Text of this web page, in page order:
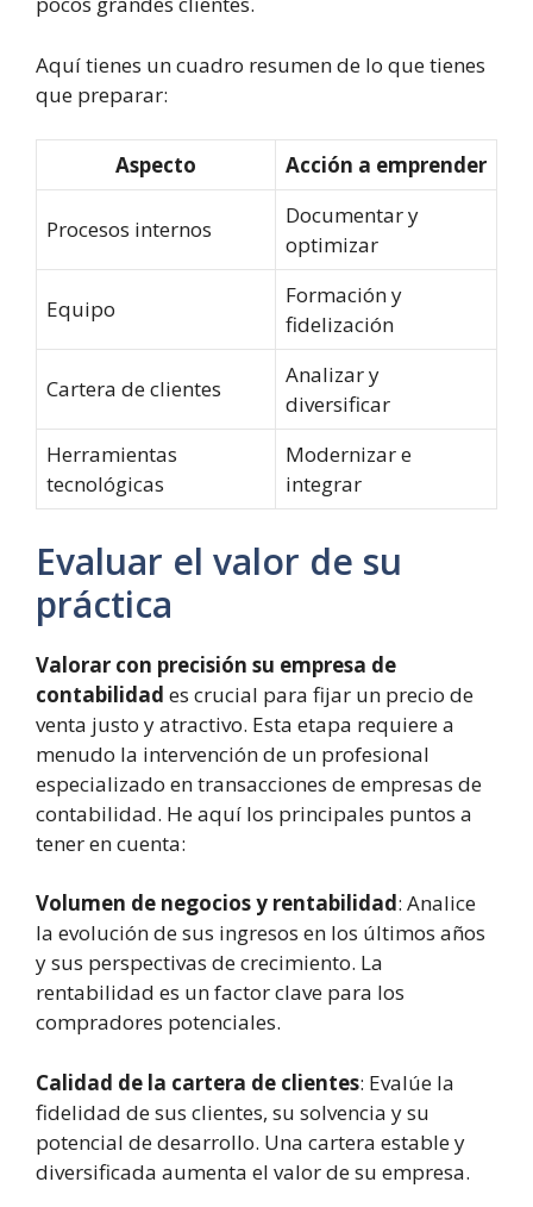
Aquí tienes un cuadro resumen de lo que tienes
que preparar:
Aspecto Acción a emprender
Procesos internos
Documentar y
optimizar
Equipo
Formación y
fidelización
Cartera de clientes
Analizar y
diversificar
Herramientas
tecnológicas
Modernizar e
integrar
Evaluar el valor de su
práctica
Valorar con precisión su empresa de
contabilidad es crucial para fijar un precio de
venta justo y atractivo. Esta etapa requiere a
menudo la intervención de un profesional
especializado en transacciones de empresas de
contabilidad. He aquí los principales puntos a
tener en cuenta:
Volumen de negocios y rentabilidad: Analice
la evolución de sus ingresos en los últimos años
y sus perspectivas de crecimiento. La
rentabilidad es un factor clave para los
compradores potenciales.
Calidad de la cartera de clientes: Evalúe la
fidelidad de sus clientes, su solvencia y su
potencial de desarrollo. Una cartera estable y
diversificada aumenta el valor de su empresa.